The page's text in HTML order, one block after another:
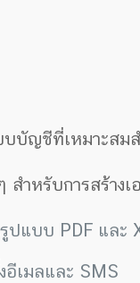
บัญชีที่เหมาะสม
สำหรับการสร้าง
ปแบบ PDF และ
อีเมลและ SMS